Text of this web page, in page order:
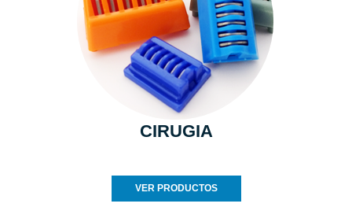
CIRUGIA
VER PRODUCTOS